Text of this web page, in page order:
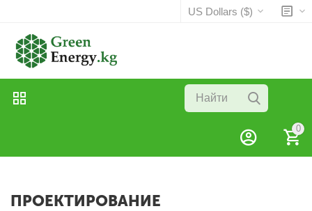
US Dollars ($)
0
ПРОЕКТИРОВАНИЕ